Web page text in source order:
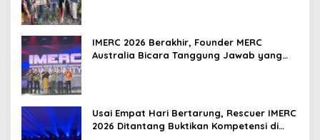
IMERC 2026 Berakhir, Founder MERC
Australia Bicara Tanggung Jawab yang
Usai Empat Hari Bertarung, Rescuer IMERC
2026 Ditantang Buktikan Kompetensi di